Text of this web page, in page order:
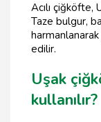
Acılı çiğköfte,
Taze bulgur,
edilir.
Uşak
kullanılır?